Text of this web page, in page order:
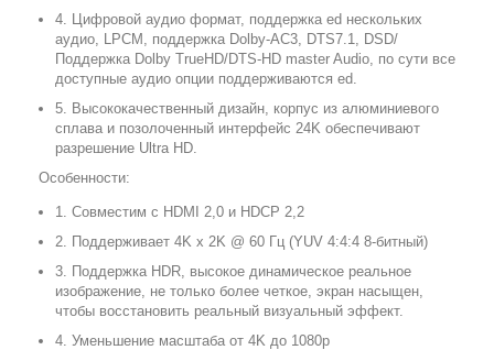
4. Цифровой аудио формат, поддержка ed нескольких
аудио, LPCM, поддержка Dolby-AC3, DTS7.1, DSD/
Поддержка Dolby TrueHD/DTS-HD master Audio, по сути все
доступные аудио опции поддерживаются ed.
5. Высококачественный дизайн, корпус из алюминиевого
сплава и позолоченный интерфейс 24K обеспечивают
разрешение Ultra HD.
Особенности:
1. Совместим с HDMI 2,0 и HDCP 2,2
2. Поддерживает 4K x 2K @ 60 Гц (YUV 4:4:4 8-битный)
3. Поддержка HDR, высокое динамическое реальное
изображение, не только более четкое, экран насыщен,
чтобы восстановить реальный визуальный эффект.
4. Уменьшение масштаба от 4K до 1080p